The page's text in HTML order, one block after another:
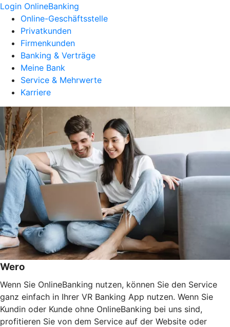
Login OnlineBanking
Online-Geschäftsstelle
Privatkunden
Firmenkunden
Banking & Verträge
Meine Bank
Service & Mehrwerte
Karriere
Wero
Wenn Sie OnlineBanking nutzen, können Sie den Service
ganz einfach in Ihrer VR Banking App nutzen. Wenn Sie
Kundin oder Kunde ohne OnlineBanking bei uns sind,
profitieren Sie von dem Service auf der Website oder